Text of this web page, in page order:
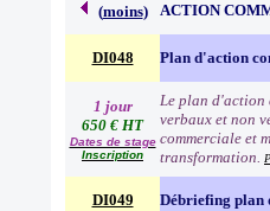
(moins) ACTION
DI048 Plan d'action
1 jour
650 € HT
Dates de stage
Inscription
Le plan d'action
verbaux et non
commerciale et
transformation.
DI049 Débriefing plan